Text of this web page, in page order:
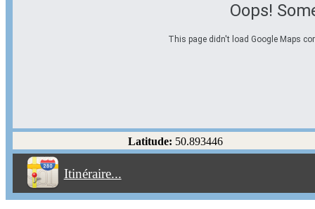
Oops!
This page didn't load Google Maps
Latitude: 50.893446
Itinéraire...
Éviter les autoroutes
Éviter les péages
Partir! Reset